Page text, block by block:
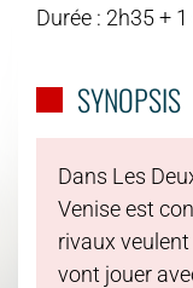
Durée : 2h35 +
SYNOPSIS
Dans Les
Venise est
rivaux veulent
vont jouer